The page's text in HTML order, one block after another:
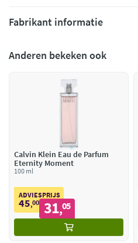
Fabrikant informatie
Anderen bekeken ook
Calvin Klein Eau de Parfum
Eternity Moment
100 ml
ADVIESPRIJS
45,00 31,05